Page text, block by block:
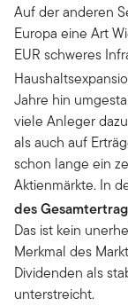
Auf der anderen
Europa eine Art
EUR schweres
Jahre hin
viele Anleger
als auch auf
schon lange ein
Aktienmärkte. In
des
Das ist kein
Merkmal des
Dividenden als
unterstreicht.